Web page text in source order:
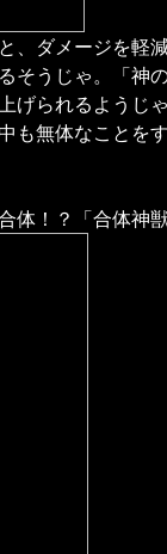
、ダメージを軽
そうじゃ。「神
げられるようじ
も無体なことを
体！？「合体神